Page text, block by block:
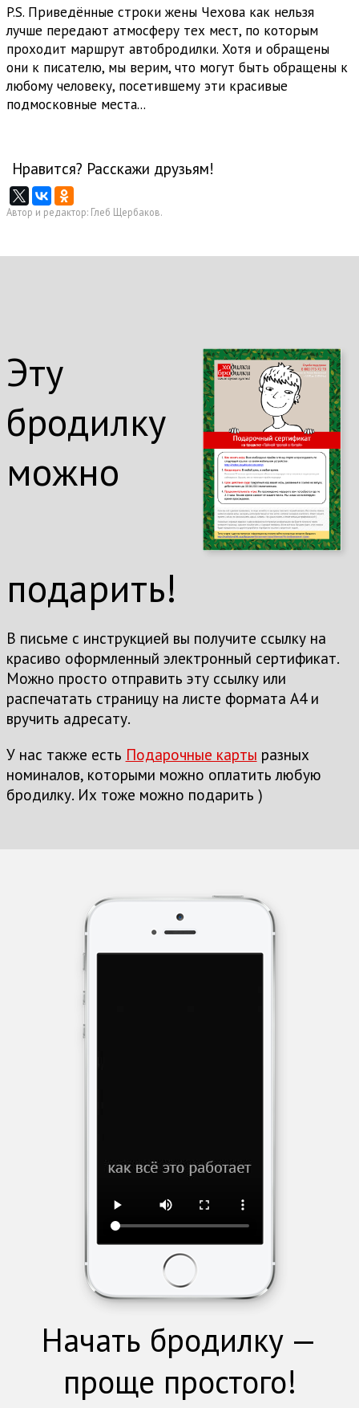
P.S. Приведённые строки жены Чехова как нельзя
лучше передают атмосферу тех мест, по которым
проходит маршрут автобродилки. Хотя и обращены
они к писателю, мы верим, что могут быть обращены к
любому человеку, посетившему эти красивые
подмосковные места...
Нравится? Расскажи друзьям!
Автор и редактор: Глеб Щербаков.
Эту
бродилку
можно
подарить!
В письме с инструкцией вы получите ссылку на
красиво оформленный электронный сертификат.
Можно просто отправить эту ссылку или
распечатать страницу на листе формата А4 и
вручить адресату.
У нас также есть Подарочные карты разных
номиналов, которыми можно оплатить любую
бродилку. Их тоже можно подарить )
Начать бродилку —
проще простого!